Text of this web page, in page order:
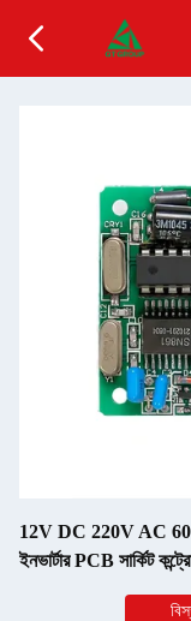
12V DC 220V AC
ইনভার্টার PCB সার্কিট